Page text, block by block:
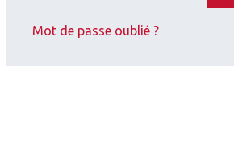
Cataracte,Implants
Mot de passe oublié ?